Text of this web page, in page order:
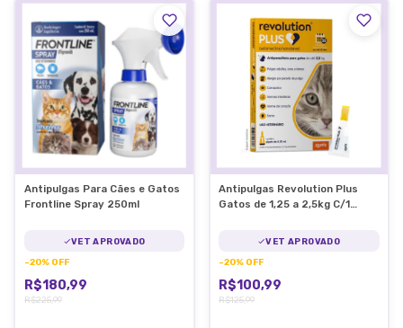
Antipulgas Para Cães e Gatos
Frontline Spray 250ml
VET APROVADO
-20% OFF
R$180,99
R$225,99
Antipulgas Revolution Plus
Gatos de 1,25 a 2,5kg C/1
VET APROVADO
-20% OFF
R$100,99
R$125,99